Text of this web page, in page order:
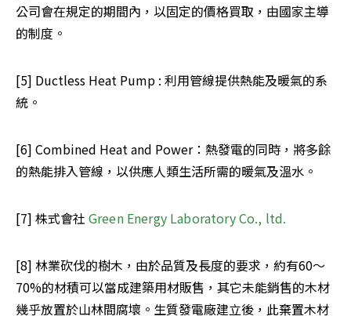
公司會在規定的期間內，以固定的價格買取，由國家主導
的制度。
[5] Ductless Heat Pump : 利用管線提供熱能及暖氣的系
統。
[6] Combined Heat and Power：熱發電的同時，將多餘
的熱能排入管線，以供應人類生活所需的暖氣及溫水。
[7] 株式會社 Green Energy Laboratory Co., ltd.
[8] 林業砍伐的樹木，由於品質及長度的要求，約有60～
70%的材積可以當成建築用材販售，其它未能銷售的木材
幾乎放置於山林間腐壞。生質發電廠建立後，此棄置木材